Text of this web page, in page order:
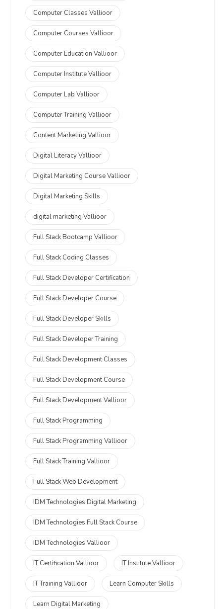
Computer Classes Vallioor
Computer Courses Vallioor
Computer Education Vallioor
Computer Institute Vallioor
Computer Lab Vallioor
Computer Training Vallioor
Content Marketing Vallioor
Digital Literacy Vallioor
Digital Marketing Course Vallioor
Digital Marketing Skills
digital marketing Vallioor
Full Stack Bootcamp Vallioor
Full Stack Coding Classes
Full Stack Developer Certification
Full Stack Developer Course
Full Stack Developer Skills
Full Stack Developer Training
Full Stack Development Classes
Full Stack Development Course
Full Stack Development Vallioor
Full Stack Programming
Full Stack Programming Vallioor
Full Stack Training Vallioor
Full Stack Web Development
IDM Technologies Digital Marketing
IDM Technologies Full Stack Course
IDM Technologies Vallioor
IT Certification Vallioor IT Institute Vallioor
IT Training Vallioor Learn Computer Skills
Learn Digital Marketing